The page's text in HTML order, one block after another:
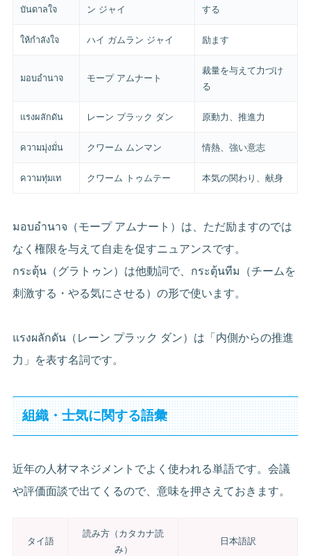
บันดาลใจ
ン ジャイ
する
ให้กำลังใจ ハイ ガムラン ジャイ 励ます
มอบอำนาจ モープ アムナート
裁量を与えて力づけ
る
แรงผลักดัน レーン プラック ダン 原動力、推進力
ความมุ่งมั่น クワーム ムンマン 情熱、強い意志
ความทุ่มเท クワーム トゥムテー 本気の関わり、献身
มอบอำนาจ（モープ アムナート）は、ただ励ますのでは
なく権限を与えて自走を促すニュアンスです。
กระตุ้น（グラトゥン）は他動詞で、กระตุ้นทีม（チームを
刺激する・やる気にさせる）の形で使います。
แรงผลักดัน（レーン プラック ダン）は「内側からの推進
力」を表す名詞です。
組織・士気に関する語彙
近年の人材マネジメントでよく使われる単語です。会議
や評価面談で出てくるので、意味を押さえておきます。
タイ語
読み方（カタカナ読
み）
日本語訳